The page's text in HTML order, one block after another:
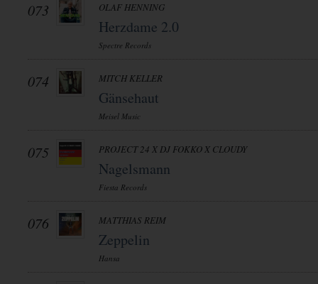
073 OLAF HENNING
Herzdame 2.0
Spectre Records
074 MITCH KELLER
Gänsehaut
Meisel Music
075 PROJECT 24 X DJ FOKKO X CLOUDY
Nagelsmann
Fiesta Records
076 MATTHIAS REIM
Zeppelin
Hansa